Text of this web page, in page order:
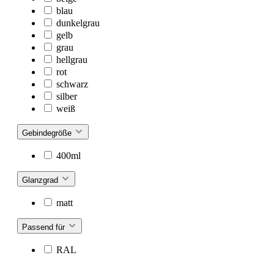
blau
dunkelgrau
gelb
grau
hellgrau
rot
schwarz
silber
weiß
Gebindegröße
400ml
Glanzgrad
matt
Passend für
RAL